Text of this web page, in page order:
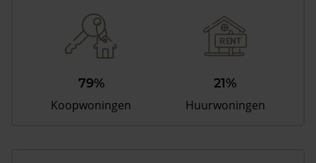
79%
Koopwoningen
21%
Huurwoningen